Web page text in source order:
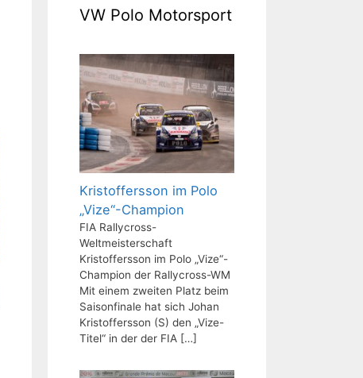
VW Polo Motorsport
Kristoffersson im Polo
„Vize“-Champion
FIA Rallycross-
Weltmeisterschaft
Kristoffersson im Polo „Vize“-
Champion der Rallycross-WM
Mit einem zweiten Platz beim
Saisonfinale hat sich Johan
Kristoffersson (S) den „Vize-
Titel“ in der der FIA […]